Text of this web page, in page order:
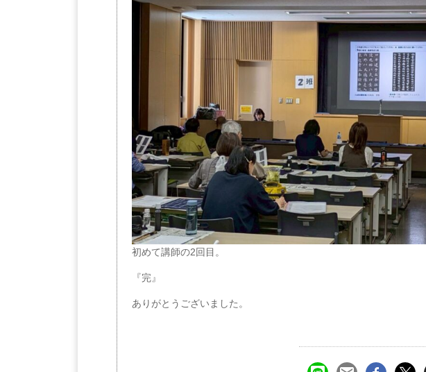
初めて講師の2回目。
『完』
ありがとうございました。